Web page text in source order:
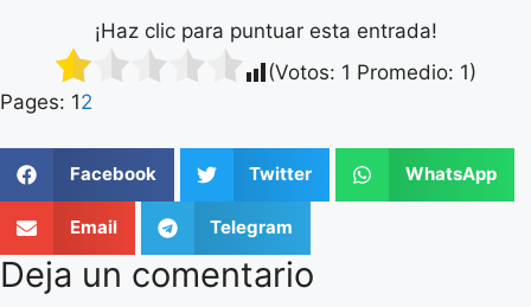
¡Haz clic para puntuar esta entrada!
(Votos: 1 Promedio: 1)
Pages: 12
Facebook Twitter WhatsApp
Email Telegram
Deja un comentario